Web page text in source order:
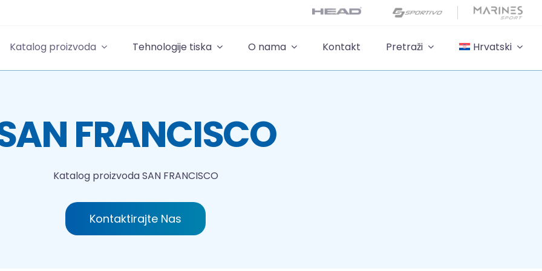
Katalog proizvoda Tehnologije tiska O nama Kontakt Pretraži Hrvatski
FRANCISCO
Katalog proizvodaSAN FRANCISCO
Kontaktirajte Nas